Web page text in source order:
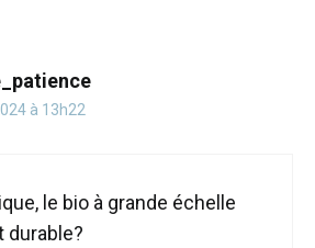
à 13h22
le bio à grande échelle
durable?